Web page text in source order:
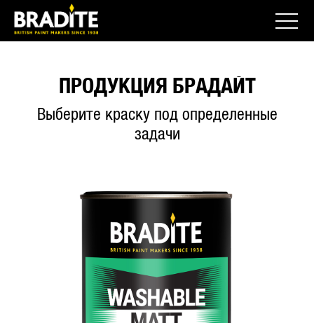
ПРОДУКЦИЯ БРАДАЙТ
Выберите краску под определенные
задачи